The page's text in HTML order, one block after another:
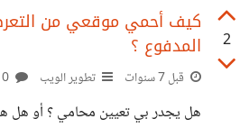
2
كيف أحمي موقعي من
المدفوع ؟
قبل 7 سنوات تطوير الويب
هل يجدر بي تعيين محامي ؟ أو هل